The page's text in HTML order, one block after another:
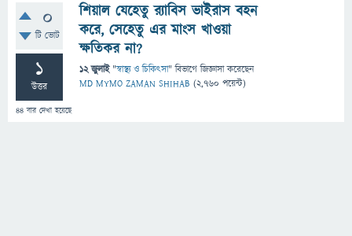
0
টি ভোট
1
উত্তর
44 বার দেখা হয়েছে
শিয়াল যেহেতু র‍্যাবিস ভাইরাস বহন
করে, সেহেতু এর মাংস খাওয়া
ক্ষতিকর না?
12 জুলাই "স্বাস্থ্য ও চিকিৎসা" বিভাগে জিজ্ঞাসাকরেছেন
MD MYMO ZAMAN SHIHAB (2,760 পয়েন্ট)